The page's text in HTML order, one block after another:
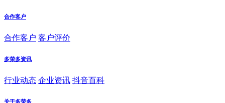
合作客户
合作客户 客户评价
多荣多资讯
行业动态 企业资讯 抖音百科
关于多荣多